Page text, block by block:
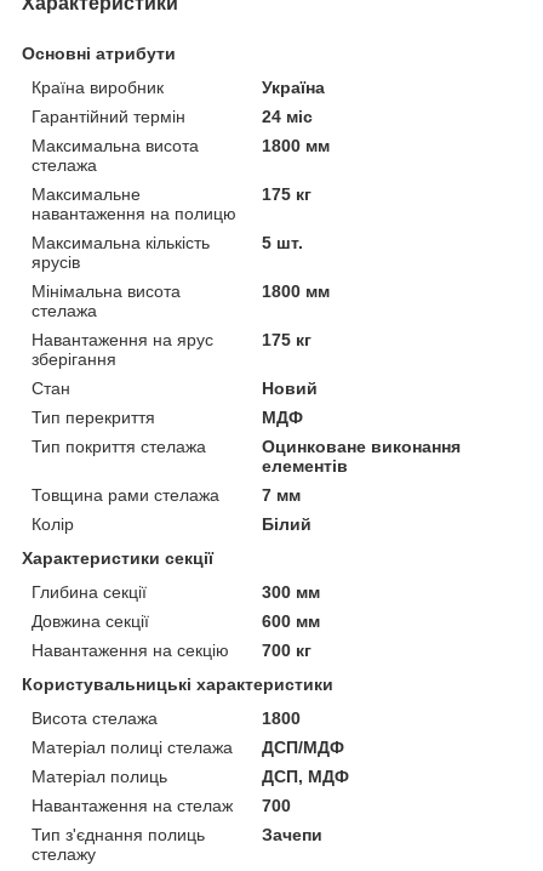
Основні атрибути
Країна виробник
Україна
Гарантійний термін
24 міс
Максимальна висота
стелажа
1800 мм
Максимальне
навантаження на полицю
175 кг
Максимальна кількість
ярусів
5 шт.
Мінімальна висота
стелажа
1800 мм
Навантаження на ярус
зберігання
175 кг
Стан
Новий
Тип перекриття
МДФ
Тип покриття стелажа
Оцинковане виконання
елементів
Товщина рами стелажа
7 мм
Колір
Білий
Характеристики секції
Глибина секції
300 мм
Довжина секції
600 мм
Навантаження на секцію
700 кг
Користувальницькі характеристики
Висота стелажа
1800
Матеріал полиці стелажа
ДСП/МДФ
Матеріал полиць
ДСП, МДФ
Навантаження на стелаж
700
Тип з'єднання полиць
стелажу
Зачепи